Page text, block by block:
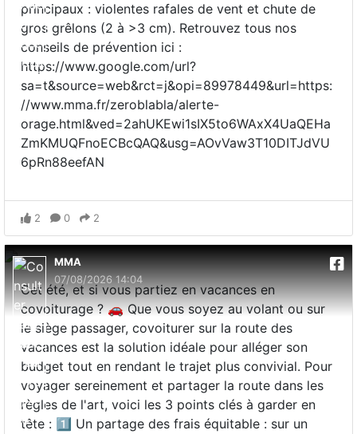
principaux : violentes rafales de vent et chute de
gros grêlons (2 à >3 cm). Retrouvez tous nos
conseils de prévention ici :
https://www.google.com/url?
sa=t&source=web&rct=j&opi=89978449&url=https:
//www.mma.fr/zeroblabla/alerte-
orage.html&ved=2ahUKEwi1sIX5to6WAxX4UaQEHa
ZmKMUQFnoECBcQAQ&usg=AOvVaw3T10DITJdVU
6pRn88eefAN
2 0 2
MMA
07/08/2026 14:04
Cet été, et si vous partiez en vacances en
covoiturage ? 🚗 Que vous soyez au volant ou sur
le siège passager, covoiturer sur la route des
vacances est la solution idéale pour alléger son
budget tout en rendant le trajet plus convivial. Pour
voyager sereinement et partager la route dans les
règles de l'art, voici les 3 points clés à garder en
tête : 1️⃣ Un partage des frais équitable : sur un